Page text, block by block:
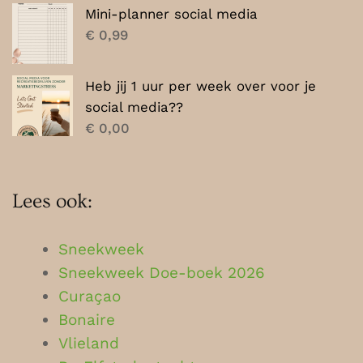
Mini-planner social media
€ 0,99
Heb jij 1 uur per week over voor je
social media??
€ 0,00
Lees ook:
Sneekweek
Sneekweek Doe-boek 2026
Curaçao
Bonaire
Vlieland